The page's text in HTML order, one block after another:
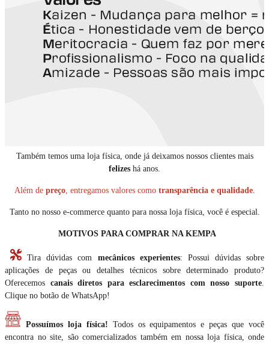
Também temos uma loja física, onde já deixamos nossos clientes mais
felizes há anos.
Além de preço, entregamos valores como transparência e qualidade.
Tanto no nosso e-commerce quanto para nossa loja física, você é especial.
MOTIVOS PARA COMPRAR NA KEMPA
Tira dúvidas com mecânicos experientes: Possui dúvidas sobre
aplicações de peças ou detalhes técnicos sobre determinado produto?
Oferecemos canais diretos para esclarecimentos com nosso suporte
Clique no botão de WhatsApp!
Possuímos loja física! Todos os equipamentos e peças que você
encontra no site, são comercializados também em nossa loja física, onde